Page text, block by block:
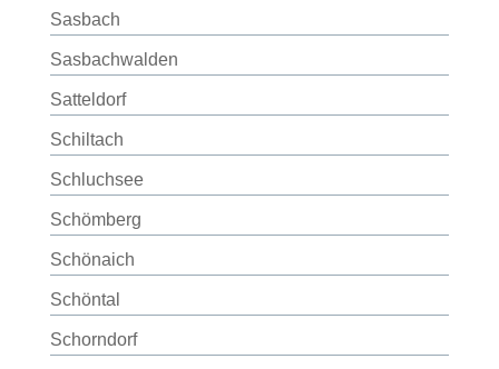
Sasbach
Sasbachwalden
Satteldorf
Schiltach
Schluchsee
Schömberg
Schönaich
Schöntal
Schorndorf